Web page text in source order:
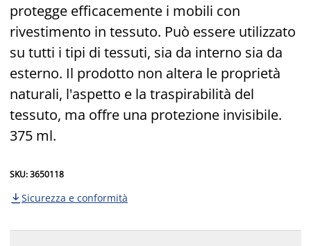
protegge efficacemente i mobili con
rivestimento in tessuto. Può essere utilizzato
su tutti i tipi di tessuti, sia da interno sia da
esterno. Il prodotto non altera le proprietà
naturali, l'aspetto e la traspirabilità del
tessuto, ma offre una protezione invisibile.
375 ml.
SKU: 3650118
 Sicurezza e conformità